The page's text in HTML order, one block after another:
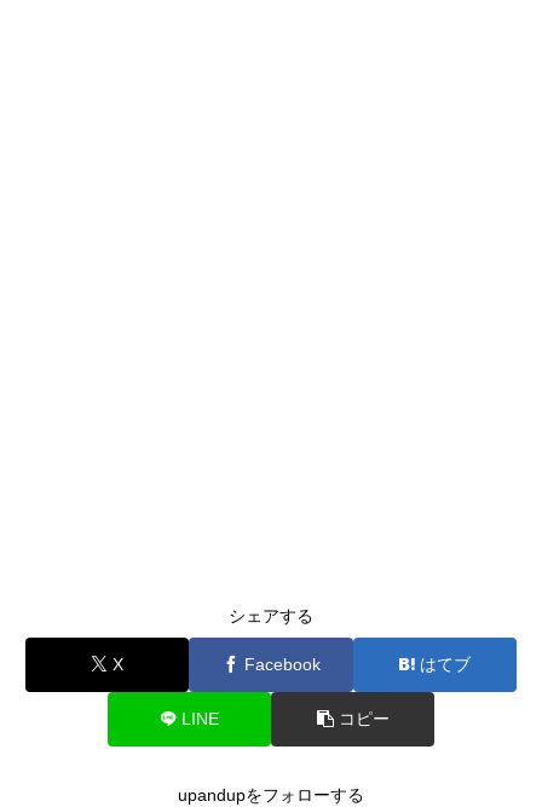
シェアする
X Facebook はてブ
LINE コピー
upandupをフォローする